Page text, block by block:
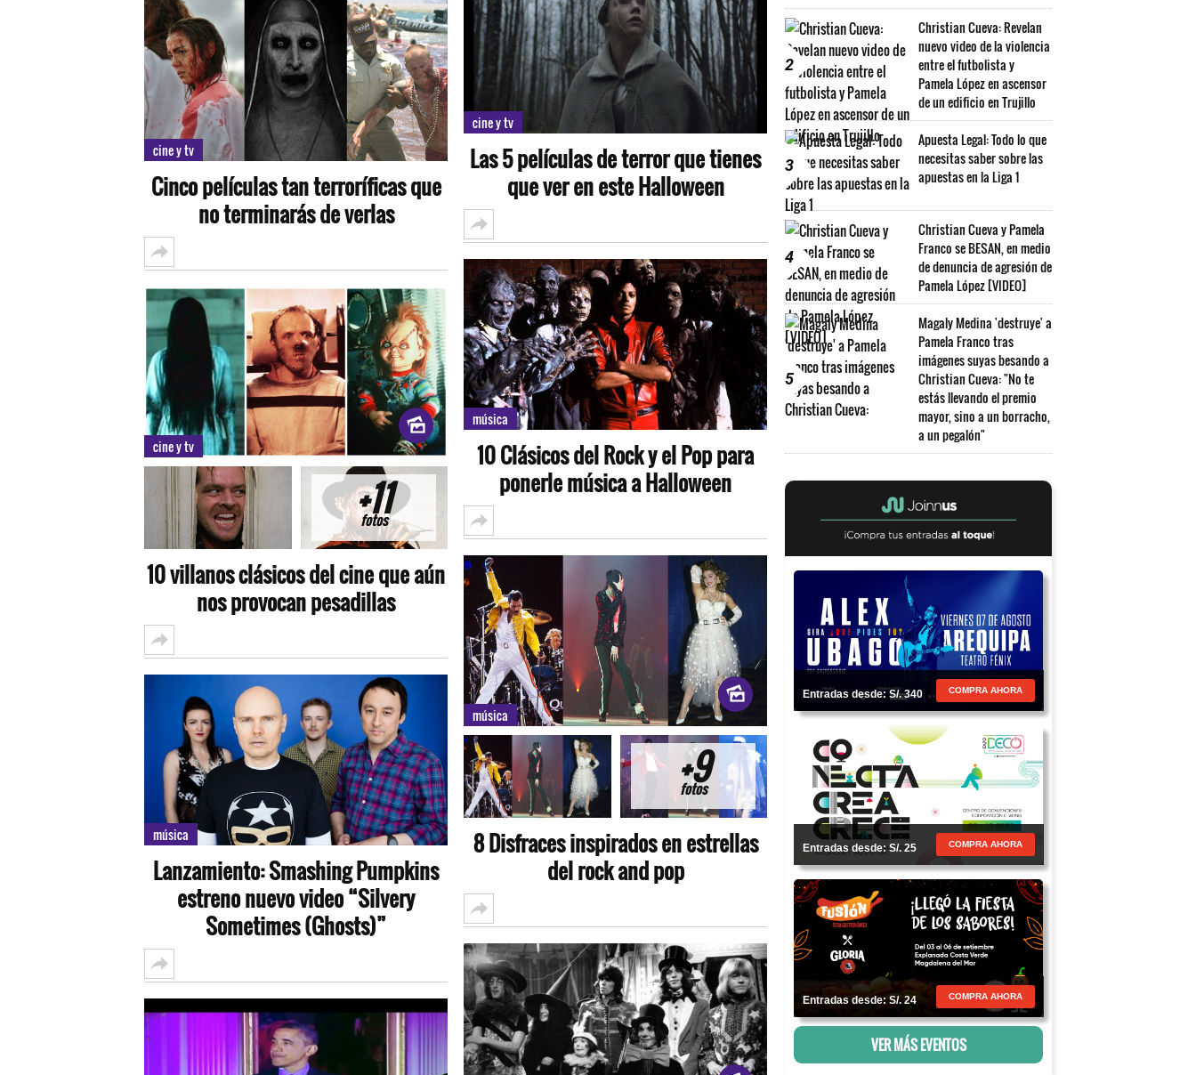
cine y tv
Cinco películas tan terroríficas que
no terminarás de verlas
cine y tv
+11
fotos
10 villanos clásicos del cine que aún
nos provocan pesadillas
música
Lanzamiento: Smashing Pumpkins
estreno nuevo video “Silvery
Sometimes (Ghosts)”
cine y tv
Las 5 películas de terror que tienes
que ver en este Halloween
música
10 Clásicos del Rock y el Pop para
ponerle música a Halloween
música
+9
fotos
8 Disfraces inspirados en estrellas
del rock and pop
2
Christian Cueva: Revelan
nuevo video de la violencia
entre el futbolista y
Pamela López en ascensor
de un edificio en Trujillo
3
Apuesta Legal: Todo lo que
necesitas saber sobre las
apuestas en la Liga 1
4
Christian Cueva y Pamela
Franco se BESAN, en medio
de denuncia de agresión de
Pamela López [VIDEO]
5
Magaly Medina 'destruye' a
Pamela Franco tras
imágenes suyas besando a
Christian Cueva: "No te
estás llevando el premio
mayor, sino a un borracho,
a un pegalón"
Entradas desde: S/. 340 COMPRA AHORA
Entradas desde: S/. 25 COMPRA AHORA
Entradas desde: S/. 24 COMPRA AHORA
VER MÁS EVENTOS